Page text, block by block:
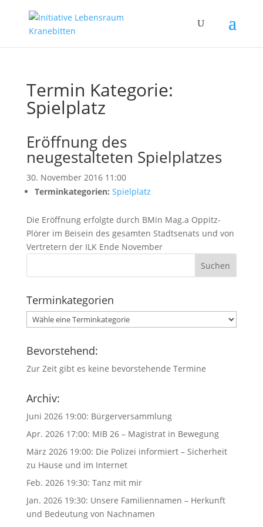
Termin Kategorie:
Spielplatz
Eröffnung des
neugestalteten Spielplatzes
30. November 2016 11:00
Terminkategorien: Spielplatz
Die Eröffnung erfolgte durch BMin Mag.a Oppitz-
Plörer im Beisein des gesamten Stadtsenats und von
Vertretern der ILK Ende November
Terminkategorien
Bevorstehend:
Zur Zeit gibt es keine bevorstehende Termine
Archiv:
Juni 2026 19:00: Bürgerversammlung
Apr. 2026 17:00: MIB 26 – Magistrat in Bewegung
März 2026 19:00: Die Polizei informiert – Sicherheit
zu Hause und im Internet
Feb. 2026 19:30: Tanz mit mir
Jan. 2026 19:30: Unsere Familiennamen – Herkunft
und Bedeutung von Nachnamen